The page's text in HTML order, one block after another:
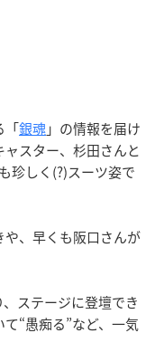
「銀魂」の情報を届け
スター、杉田さんと
珍しく(?)スーツ姿で
、早くも阪口さんが
ステージに登壇でき
“愚痴る”など、一気